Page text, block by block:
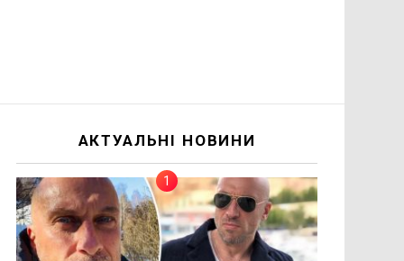
АКТУАЛЬНІ НОВИНИ